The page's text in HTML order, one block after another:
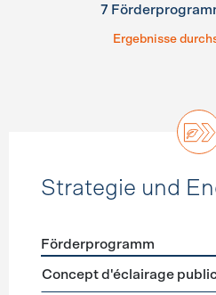
7
Ergebnisse
Strategie und
Förderprogramme
Förderprogramm
Concept d'éclairage public